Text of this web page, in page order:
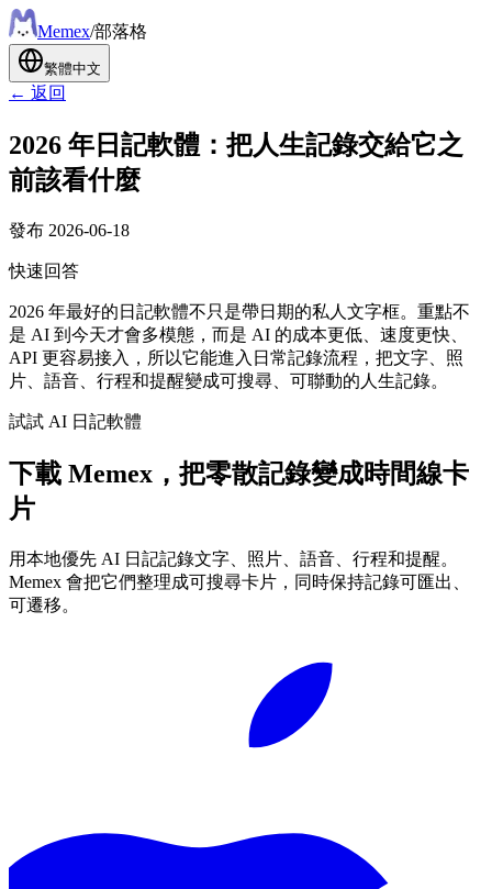
Memex/部落格
繁體中文
← 返回
2026 年日記軟體：把人生記錄交給它之
前該看什麼
發布 2026-06-18
快速回答
2026 年最好的日記軟體不只是帶日期的私人文字框。重點不
是 AI 到今天才會多模態，而是 AI 的成本更低、速度更快、
API 更容易接入，所以它能進入日常記錄流程，把文字、照
片、語音、行程和提醒變成可搜尋、可聯動的人生記錄。
試試 AI 日記軟體
下載 Memex，把零散記錄變成時間線卡
片
用本地優先 AI 日記記錄文字、照片、語音、行程和提醒。
Memex 會把它們整理成可搜尋卡片，同時保持記錄可匯出、
可遷移。